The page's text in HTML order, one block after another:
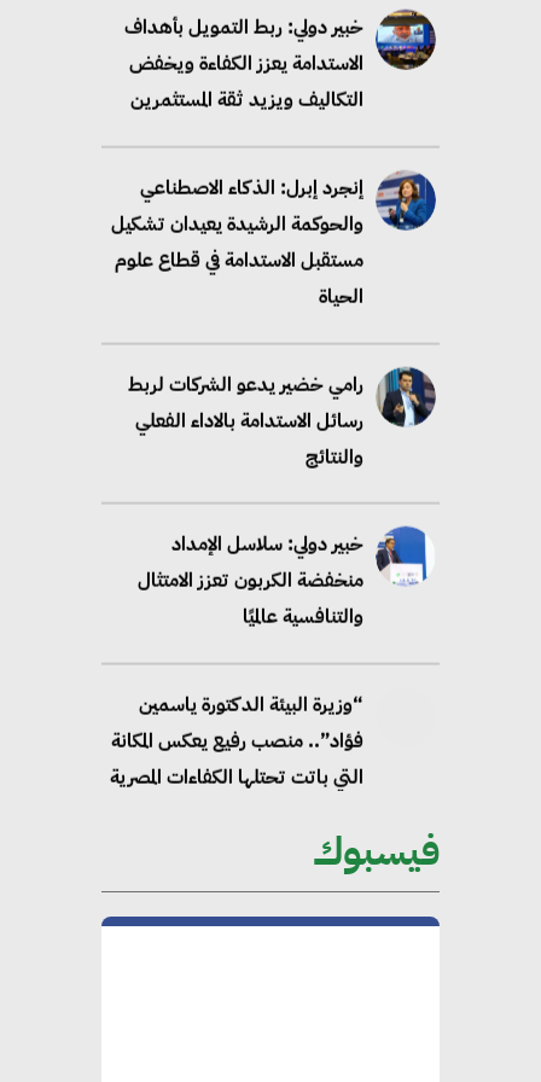
خبير دولي: ربط التمويل بأهداف
الاستدامة يعزز الكفاءة ويخفض
التكاليف ويزيد ثقة المستثمرين
إنجرد إبرل: الذكاء الاصطناعي
والحوكمة الرشيدة يعيدان تشكيل
مستقبل الاستدامة في قطاع علوم
الحياة
رامي خضير يدعو الشركات لربط
رسائل الاستدامة بالاداء الفعلي
والنتائج
خبير دولي: سلاسل الإمداد
منخفضة الكربون تعزز الامتثال
والتنافسية عالميًا
“وزيرة البيئة الدكتورة ياسمين
فؤاد”.. منصب رفيع يعكس المكانة
التي باتت تحتلها الكفاءات المصرية
محلب : المباني الخضراء إضافة
فيسبوك